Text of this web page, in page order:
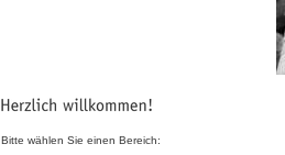
Bitte wählen Sie einen Bereich: